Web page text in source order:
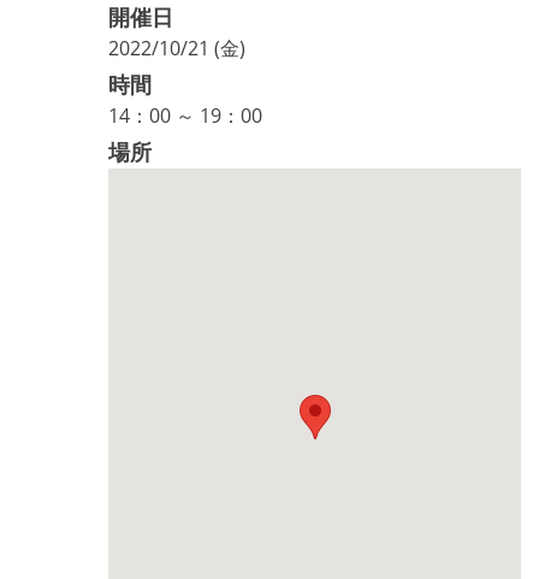
開催日
2022/10/21 (金)
時間
14：00 ～ 19：00
場所